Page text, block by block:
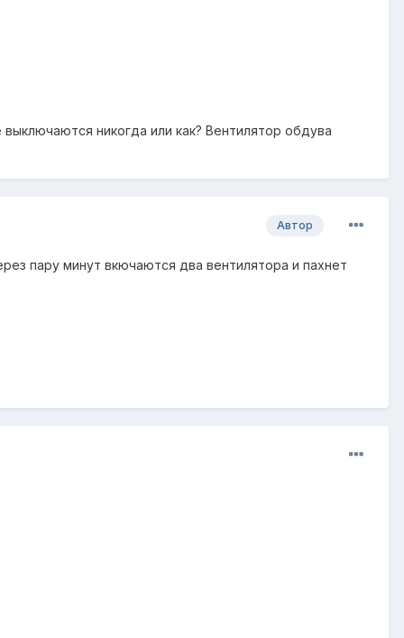
никогда или как? Вентилятор обдува
Автор
пару минут вкючаются два вентилятора и пахнет